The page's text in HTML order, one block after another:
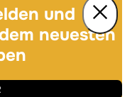
und
neuesten